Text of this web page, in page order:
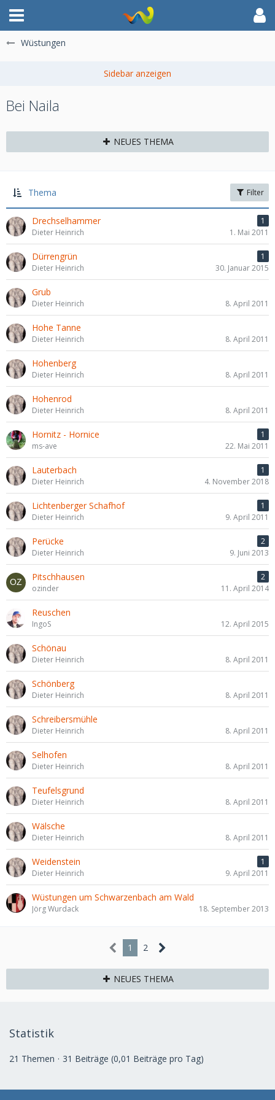
Wüstungen
Bei Naila
NEUES THEMA
Thema Filter
Drechselhammer
1
Dieter Heinrich
1. Mai 2011
Dürrengrün
1
Dieter Heinrich
30. Januar 2015
Grub
Dieter Heinrich 8. April 2011
Hohe Tanne
Dieter Heinrich 8. April 2011
Hohenberg
Dieter Heinrich 8. April 2011
Hohenrod
Dieter Heinrich 8. April 2011
Hornitz - Hornice
1
ms-ave
22. Mai 2011
Lauterbach
1
Dieter Heinrich
4. November 2018
Lichtenberger Schafhof
1
Dieter Heinrich
9. April 2011
Perücke
2
Dieter Heinrich
9. Juni 2013
Pitschhausen
2
ozinder
11. April 2014
Reuschen
IngoS 12. April 2015
Schönau
Dieter Heinrich 8. April 2011
Schönberg
Dieter Heinrich 8. April 2011
Schreibersmühle
Dieter Heinrich 8. April 2011
Selhofen
Dieter Heinrich 8. April 2011
Teufelsgrund
Dieter Heinrich 8. April 2011
Wälsche
Dieter Heinrich 8. April 2011
Weidenstein
1
Dieter Heinrich
9. April 2011
Wüstungen um Schwarzenbach am Wald
Jörg Wurdack 18. September 2013
1 2
NEUES THEMA
Statistik
21 Themen 31 Beiträge (0,01 Beiträge pro Tag)